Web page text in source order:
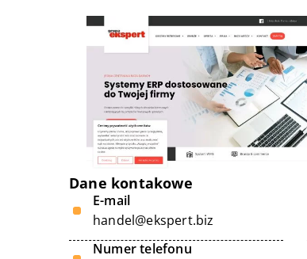
Dane kontakowe
E-mail
handel@ekspert.biz
Numer telefonu